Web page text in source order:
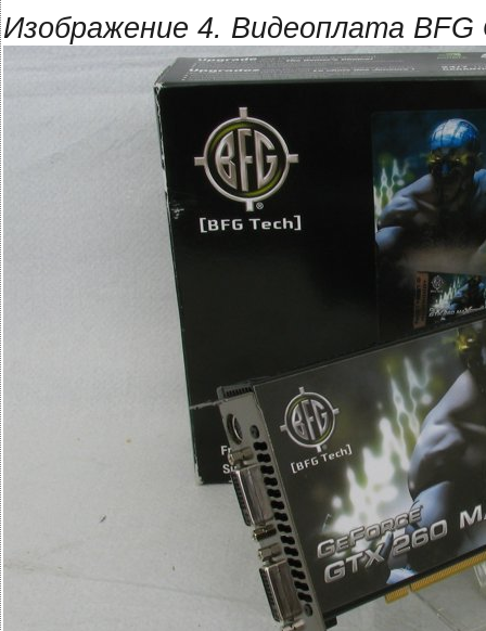
Изображение 4. Видеоплата BFG